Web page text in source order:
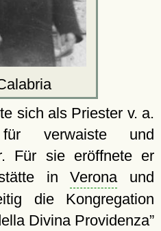
sich als Priester v. a.
verwaiste und
Für sie eröffnete er
inVeronaund
die Kongregation
Divina Providenza